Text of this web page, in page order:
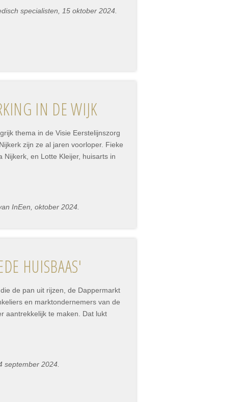
specialisten, 15 oktober 2024.
IN DE WIJK
thema in de Visie Eerstelijnszorg
zijn ze al jaren voorloper. Fieke
en Lotte Kleijer, huisarts in
InEen, oktober 2024.
HUISBAAS'
de pan uit rijzen, de Dappermarkt
en marktondernemers van de
aantrekkelijk te maken. Dat lukt
september 2024.